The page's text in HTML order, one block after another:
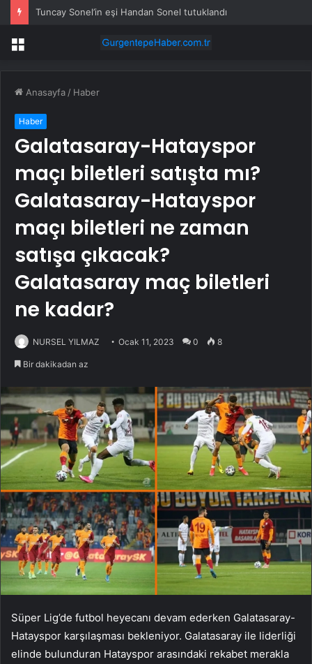
Tuncay Sonel’in eşi Handan Sonel tutuklandı
Menü
Anasayfa / Haber
Haber
Galatasaray-Hatayspor
maçı biletleri satışta mı?
Galatasaray-Hatayspor
maçı biletleri ne zaman
satışa çıkacak?
Galatasaray maç biletleri
ne kadar?
NURSEL YILMAZ Ocak 11, 2023 0 8
Bir dakikadan az
Süper Lig’de futbol heyecanı devam ederken Galatasaray-
Hatayspor karşılaşması bekleniyor. Galatasaray ile liderliği
elinde bulunduran Hatayspor arasındaki rekabet merakla